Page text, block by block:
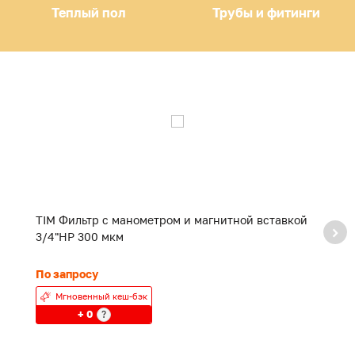
Теплый пол Трубы и фитинги
TIM Фильтр с манометром и магнитной вставкой
3/4"НР 300 мкм
По запросу
Мгновенный кеш-бэк
+ 0 ?